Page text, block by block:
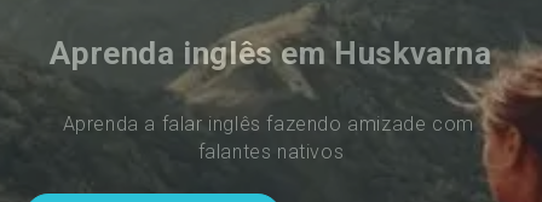
Aprenda inglês em Huskvarna
Aprenda a falar inglês fazendo amizade com
falantes nativos